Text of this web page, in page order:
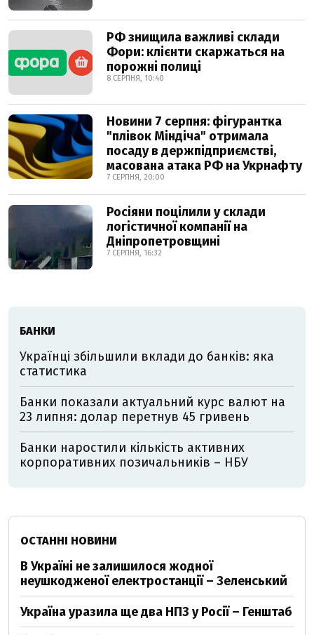
РФ знищила важливі склади
Фори: клієнти скаржаться на
порожні полиці
8 СЕРПНЯ, 10:40
Новини 7 серпня: фігурантка
"плівок Міндіча" отримала
посаду в держпідприємстві,
масована атака РФ на Укрнафту
7 СЕРПНЯ, 20:00
Росіяни поцілили у склади
логістичної компанії на
Дніпропетровщині
7 СЕРПНЯ, 16:32
БАНКИ
Українці збільшили вклади до банків: яка
статистика
Банки показали актуальний курс валют на
23 липня: долар перетнув 45 гривень
Банки наростили кількість активних
корпоративних позичальників – НБУ
ОСТАННІ НОВИНИ
В Україні не залишилося жодної
неушкодженої електростанції – Зеленський
Україна уразила ще два НПЗ у Росії – Генштаб